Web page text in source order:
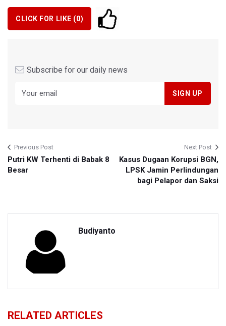
CLICK FOR LIKE (0)
Subscribe for our daily news
Previous Post
Putri KW Terhenti di Babak 8
Besar
Next Post
Kasus Dugaan Korupsi BGN,
LPSK Jamin Perlindungan
bagi Pelapor dan Saksi
Budiyanto
RELATED ARTICLES